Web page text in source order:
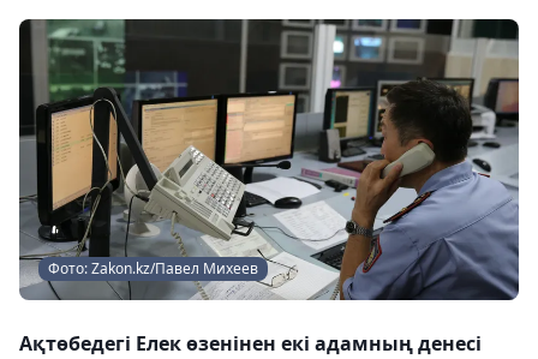
Фото: Zakon.kz/Павел Михеев
Ақтөбедегі Елек өзенінен екі адамның денесі